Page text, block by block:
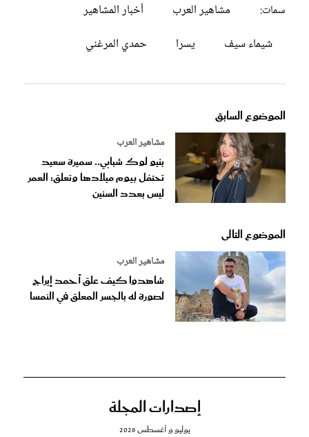
سمات:
مشاهير العرب
أخبار المشاهير
شيماء سيف
يسرا حمدي المرغني
الموضوع السابق
مشاهير العرب
بنيو لوك شبابي.. سميرة سعيد
تحتفل بيوم ميلادها وتعلق: العمر
ليس بعدد السنين
الموضوع التالى
مشاهير العرب
شاهدوا كيف علق أحمد إيراج
لصورة له بالجسر المعلق في النمسا
إصدارات المجلة
يوليو و أغسطس 2026